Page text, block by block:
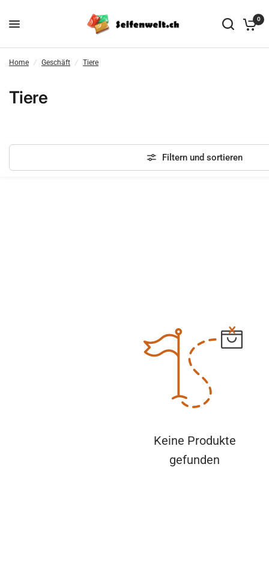
0
Home / Geschäft / Tiere
Tiere
Filtern und sortieren
Keine Produkte
gefunden